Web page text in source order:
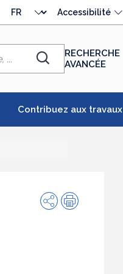
langue
Accessibilité
Chercher
RECHERCHE
AVANCÉE
Contribuez aux travaux
PartagerImpression